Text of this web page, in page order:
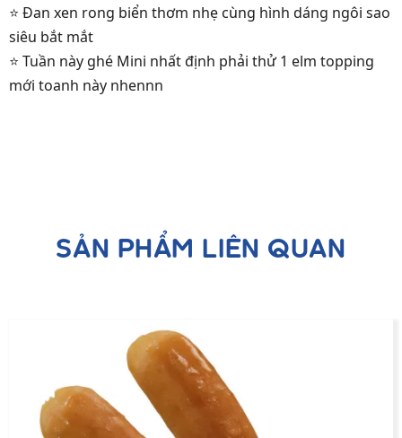
⭐ Đan xen rong biển thơm nhẹ cùng hình dáng ngôi sao
siêu bắt mắt
⭐ Tuần này ghé Mini nhất định phải thử 1 elm topping
mới toanh này nhennn
SẢN PHẨM LIÊN QUAN